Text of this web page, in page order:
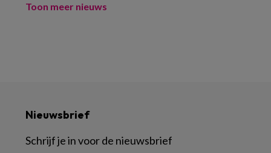
Toon meer nieuws
Nieuwsbrief
Schrijf je in voor de nieuwsbrief